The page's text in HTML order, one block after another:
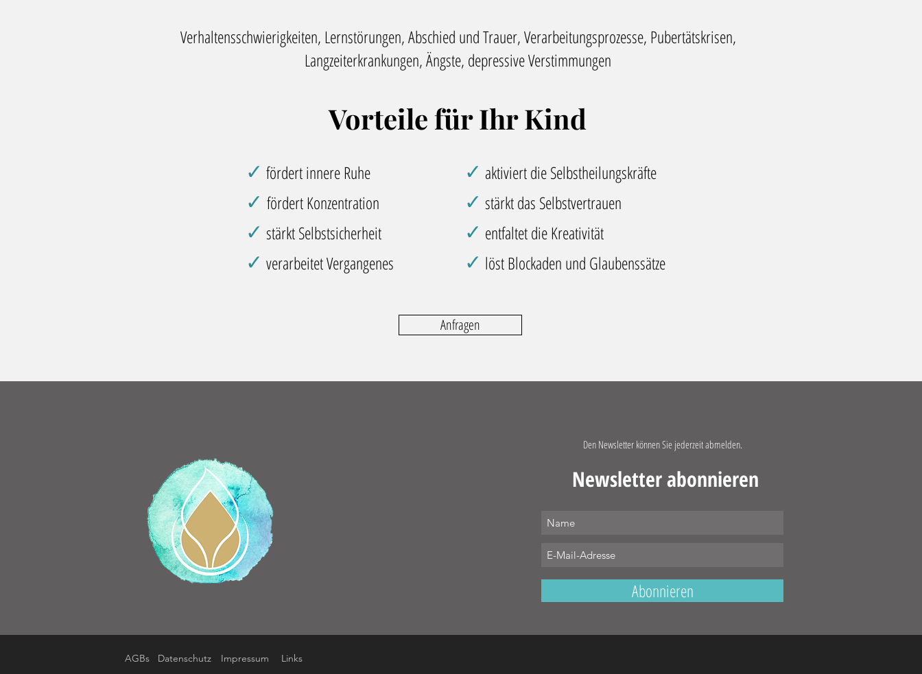
Verhaltensschwierigkeiten, Lernstörungen, Abschied und Trauer, Verarbeitungsprozesse, Pubertätskrisen,
Langzeiterkrankungen, Ängste, depressive Verstimmungen
Vorteile für Ihr Kind
✓ fördert innereRuhe
✓ fördertKonzentration
✓ stärkt Selbstsicherheit
✓ verarbeitetVergangenes
✓ aktiviert die Selbstheilungskräfte
✓ stärkt das Selbstvertrauen
✓ entfaltet die Kreativität
✓ löst Blockaden und Glaubenssätze
Anfragen
Newsletter abonnieren
Abonnieren
Den Newsletter können Sie jederzeit abmelden.
AGBs Datenschutz Impressum Links